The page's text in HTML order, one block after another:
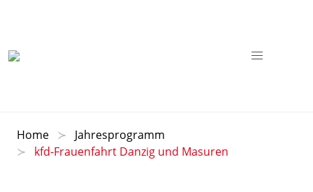
Home
Jahresprogramm
kfd-Frauenfahrt Danzig und Masuren